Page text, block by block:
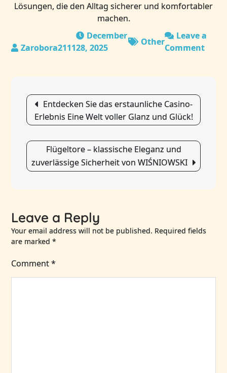
Lösungen, die den Alltag sicherer und komfortabler
machen.
December
28, 2025
Other
Leave a
Commenton
Post
navigation
Entdecken Sie das erstaunliche Casino-
Erlebnis Eine Welt voller Glanz und Glück!
Flügeltore – klassische Eleganz und
zuverlässige Sicherheit von WIŚNIOWSKI
Leave a Reply
Your email address will not be published. Required fields
are marked*
Comment*